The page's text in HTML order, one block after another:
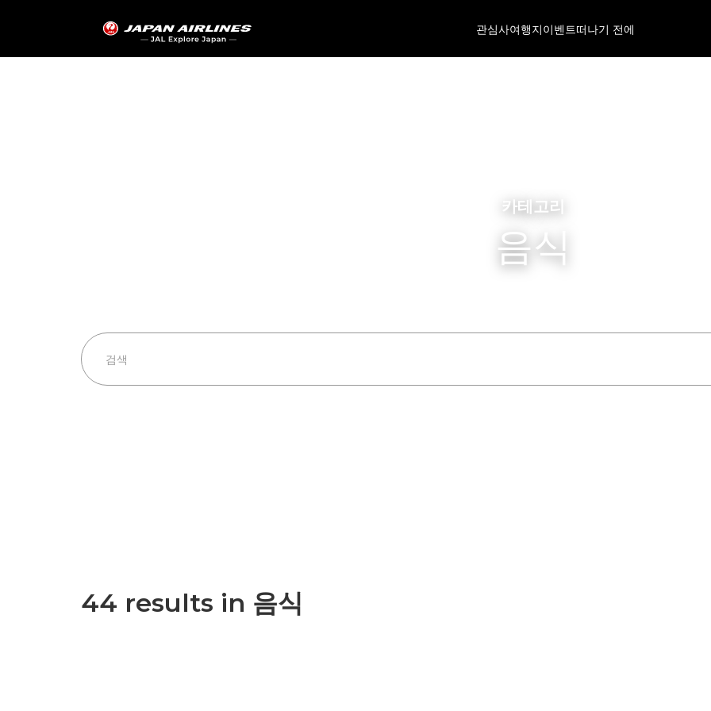
관심사여행지이벤트떠나기 전에
카테고리
음식
44 results in 음식